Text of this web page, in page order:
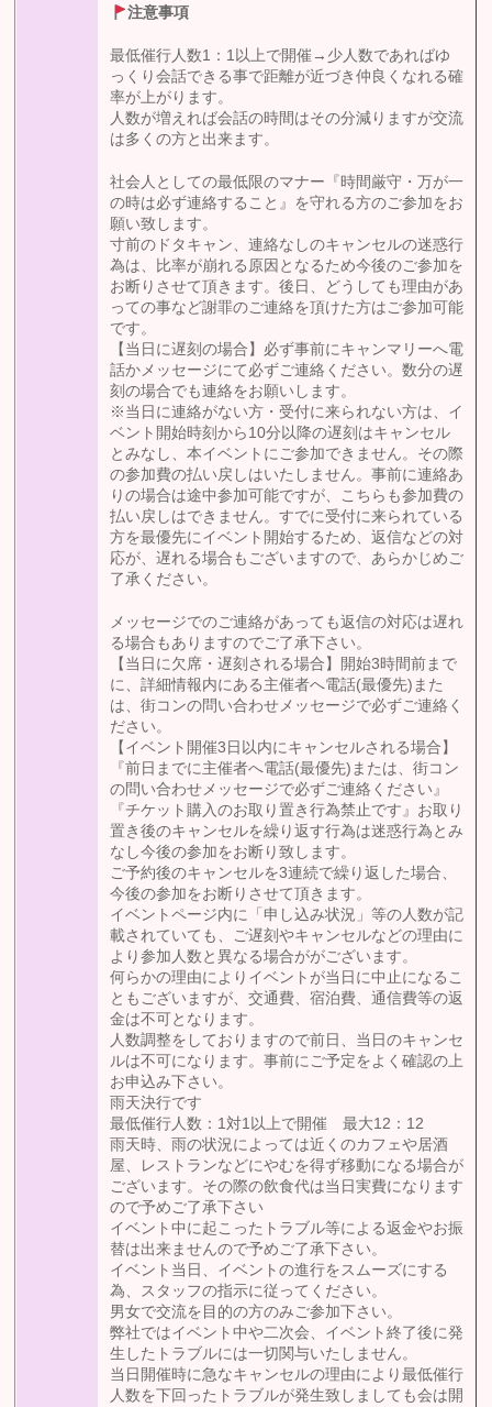
注意事項
最低催行人数1：1以上で開催→少人数であればゆ
っくり会話できる事で距離が近づき仲良くなれる確
率が上がります。
人数が増えれば会話の時間はその分減りますが交流
は多くの方と出来ます。
社会人としての最低限のマナー『時間厳守・万が一
の時は必ず連絡すること』を守れる方のご参加をお
願い致します。
寸前のドタキャン、連絡なしのキャンセルの迷惑行
為は、比率が崩れる原因となるため今後のご参加を
お断りさせて頂きます。後日、どうしても理由があ
っての事など謝罪のご連絡を頂けた方はご参加可能
です。
【当日に遅刻の場合】必ず事前にキャンマリーへ電
話かメッセージにて必ずご連絡ください。数分の遅
刻の場合でも連絡をお願いします。
※当日に連絡がない方・受付に来られない方は、イ
ベント開始時刻から10分以降の遅刻はキャンセル
とみなし、本イベントにご参加できません。その際
の参加費の払い戻しはいたしません。事前に連絡あ
りの場合は途中参加可能ですが、こちらも参加費の
払い戻しはできません。すでに受付に来られている
方を最優先にイベント開始するため、返信などの対
応が、遅れる場合もございますので、あらかじめご
了承ください。
メッセージでのご連絡があっても返信の対応は遅れ
る場合もありますのでご了承下さい。
【当日に欠席・遅刻される場合】開始3時間前まで
に、詳細情報内にある主催者へ電話(最優先)また
は、街コンの問い合わせメッセージで必ずご連絡く
ださい。
【イベント開催3日以内にキャンセルされる場合】
『前日までに主催者へ電話(最優先)または、街コン
の問い合わせメッセージで必ずご連絡ください』
『チケット購入のお取り置き行為禁止です』お取り
置き後のキャンセルを繰り返す行為は迷惑行為とみ
なし今後の参加をお断り致します。
ご予約後のキャンセルを3連続で繰り返した場合、
今後の参加をお断りさせて頂きます。
イベントページ内に「申し込み状況」等の人数が記
載されていても、ご遅刻やキャンセルなどの理由に
より参加人数と異なる場合ががございます。
何らかの理由によりイベントが当日に中止になるこ
ともございますが、交通費、宿泊費、通信費等の返
金は不可となります。
人数調整をしておりますので前日、当日のキャンセ
ルは不可になります。事前にご予定をよく確認の上
お申込み下さい。
雨天決行です
最低催行人数：1対1以上で開催 最大12：12
雨天時、雨の状況によっては近くのカフェや居酒
屋、レストランなどにやむを得ず移動になる場合が
ございます。その際の飲食代は当日実費になります
ので予めご了承下さい
イベント中に起こったトラブル等による返金やお振
替は出来ませんので予めご了承下さい。
イベント当日、イベントの進行をスムーズにする
為、スタッフの指示に従ってください。
男女で交流を目的の方のみご参加下さい。
弊社ではイベント中や二次会、イベント終了後に発
生したトラブルには一切関与いたしません。
当日開催時に急なキャンセルの理由により最低催行
人数を下回ったトラブルが発生致しましても会は開